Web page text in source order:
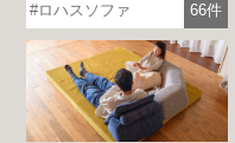
ロハスソファ 66件